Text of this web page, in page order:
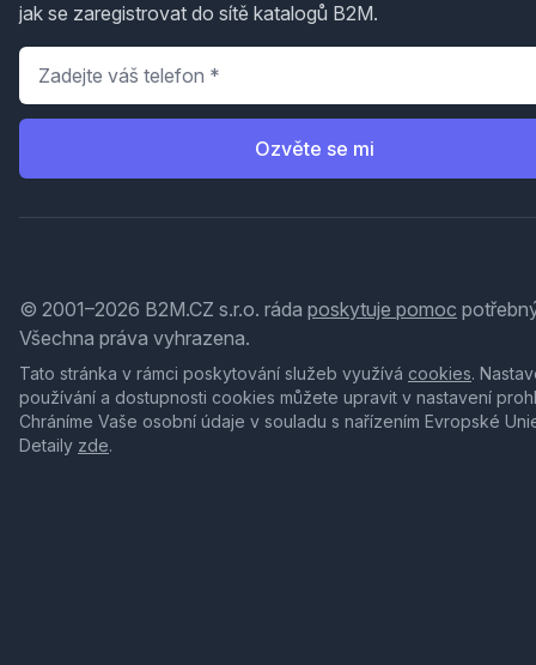
jak se zaregistrovat do sítě katalogů B2M.
Telefon
Ozvěte se mi
© 2001–2026 B2M.CZ s.r.o. ráda poskytuje pomoc
Všechna práva vyhrazena.
Tato stránka v rámci poskytování služeb využívá cookies.
používání a dostupnosti cookies můžete upravit v nastavení
Chráníme Vaše osobní údaje v souladu s nařízením Evropské
Detaily zde.